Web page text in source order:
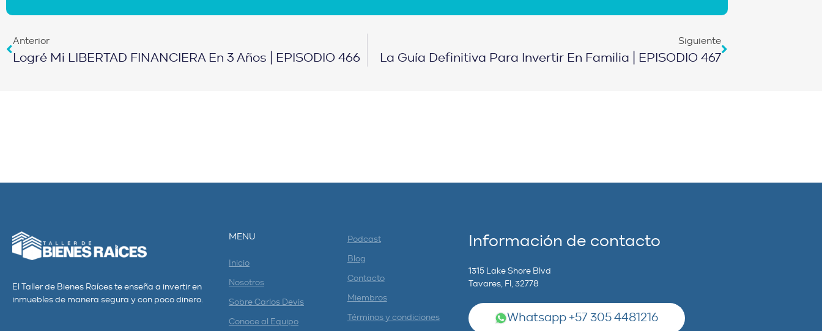
Anterior
Logré Mi LIBERTAD FINANCIERA En 3 Años | EPISODIO 466
Siguiente
La Guía Definitiva Para Invertir En Familia | EPISODIO 467
El Taller de Bienes Raíces te enseña a invertir en
inmuebles de manera segura y con poco dinero.
MENU
Inicio
Nosotros
Sobre Carlos Devis
Conoce al Equipo
Podcast
Blog
Contacto
Miembros
Términos y condiciones
Información de contacto
1315 Lake Shore Blvd
Tavares, Fl, 32778
Whatsapp +57 305 4481216